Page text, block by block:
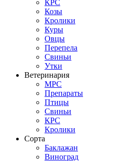
КРС
Козы
Кролики
Куры
Овцы
Перепела
Свиньи
Утки
Ветеринария
МРС
Препараты
Птицы
Свиньи
КРС
Кролики
Сорта
Баклажан
Виноград